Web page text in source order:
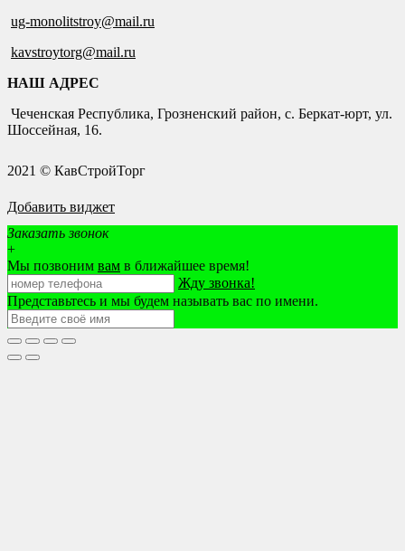
ug-monolitstroy@mail.ru
kavstroytorg@mail.ru
НАШ АДРЕС
Чеченская Республика, Грозненский район, с. Беркат-юрт, ул.
Шоссейная, 16.
2021 © КавСтройТорг
Добавить виджет
Заказать звонок
+
Мы позвоним вам в ближайшее время!
Жду звонка!
Представьтесь и мы будем называть вас по имени.